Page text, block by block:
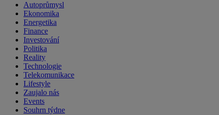
Autoprůmysl
Ekonomika
Energetika
Finance
Investování
Politika
Reality
Technologie
Telekomunikace
Lifestyle
Zaujalo nás
Events
Souhrn týdne